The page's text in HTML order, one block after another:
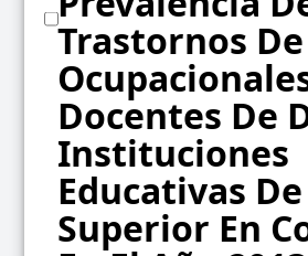
Trastornos De
Docentes De
Instituciones
Educativas
Superior En